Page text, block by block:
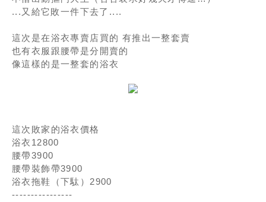
...又給它敗一件下去了....
這次是在浴衣專賣店買的 有推出一整套賣
也有衣服跟腰帶是分開賣的
像這樣的是一整套的浴衣
這次敗家的浴衣價格
浴衣12800
腰帶3900
腰帶裝飾帶3900
浴衣拖鞋（下駄）2900
----------------